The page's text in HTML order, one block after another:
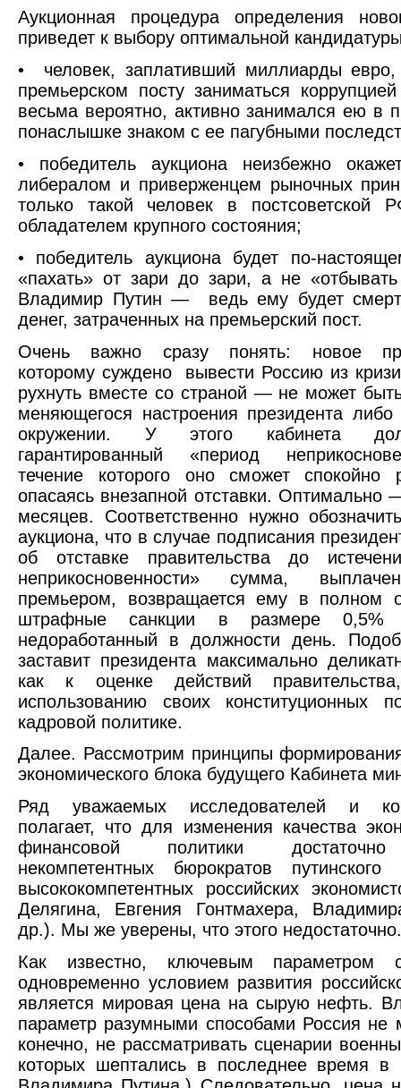
Аукционная процедура определения
приведет к выбору оптимальной
• человек, заплативший миллиарды
премьерском посту заниматься
весьма вероятно, активно занимался ею в
понаслышке знаком с ее пагубными
• победитель аукциона неизбежно
либералом и приверженцем рыночных
только такой человек в постсоветской
обладателем крупного состояния;
• победитель аукциона будет по-
«пахать» от зари до зари, а не
Владимир Путин — ведь ему будет
денег, затраченных на премьерский пост.
Очень важно сразу понять: новое
которому суждено вывести Россию из
рухнуть вместе со страной — не может
меняющегося настроения президента либо
окружении. У этого кабинета
гарантированный «период
течение которого оно сможет спокойно
опасаясь внезапной отставки. Оптимально
месяцев. Соответственно нужно
аукциона, что в случае подписания
об отставке правительства до
неприкосновенности» сумма,
премьером, возвращается ему в полном
штрафные санкции в размере 0,5%
недоработанный в должности день.
заставит президента максимально
как к оценке действий
использованию своих конституционных
кадровой политике.
Далее. Рассмотрим принципы
экономического блока будущего Кабинета
Ряд уважаемых исследователей и
полагает, что для изменения качества
финансовой политики
некомпетентных бюрократов
высококомпетентных российских
Делягина, Евгения Гонтмахера,
др.). Мы же уверены, что этого недостаточно.
Как известно, ключевым параметром
одновременно условием развития
является мировая цена на сырую нефть.
параметр разумными способами Россия не
конечно, не рассматривать сценарии
которых шептались в последнее время в